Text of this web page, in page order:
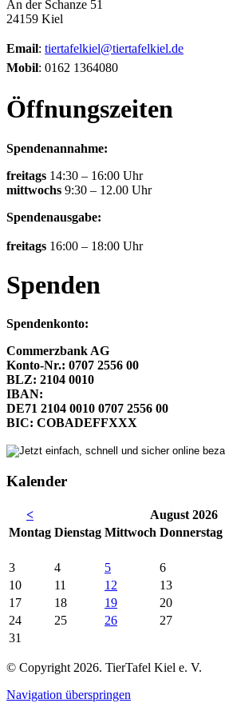
An der Schanze 51
24159 Kiel
Email: tiertafelkiel@tiertafelkiel.de
Mobil: 0162 1364080
Öffnungszeiten
Spendenannahme:
freitags 14:30 – 16:00 Uhr
mittwochs 9:30 – 12.00 Uhr
Spendenausgabe:
freitags 16:00 – 18:00 Uhr
Spenden
Spendenkonto:
Commerzbank AG
Konto-Nr.: 0707 2556 00
BLZ: 2104 0010
IBAN:
DE71 2104 0010 0707 2556 00
BIC: COBADEFFXXX
Kalender
< August 2026
Montag Dienstag Mittwoch Donnerstag
3
4 5 6
10
11 12 13
17
18 19 20
24
25 26 27
31
© Copyright 2026. TierTafel Kiel e. V.
Navigation überspringen